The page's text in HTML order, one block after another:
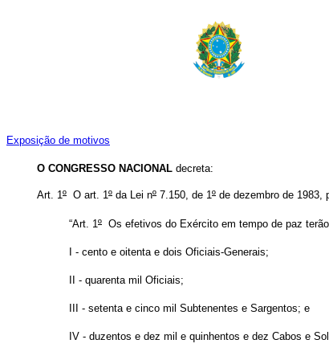
Exposição de motivos
O CONGRESSO NACIONAL decreta:
Art. 1º O art. 1º da Lei nº 7.150, de 1º de dezembro de 1983,
“Art. 1º Os efetivos do Exército em tempo de paz
I - cento e oitenta e dois Oficiais-Generais;
II - quarenta mil Oficiais;
III - setenta e cinco mil Subtenentes e Sargentos; e
IV - duzentos e dez mil e quinhentos e dez Cabos e